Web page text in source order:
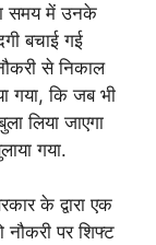
समय में उनके
बचाई गई
से निकाल
गया, कि जब भी
लिया जाएगा
गया.
के द्वारा एक
नौकरी पर शिफ्ट